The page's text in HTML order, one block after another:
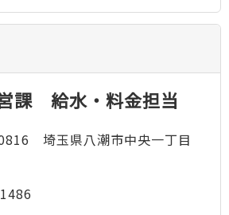
課 給水・料金担当
埼玉県八潮市中央一丁目